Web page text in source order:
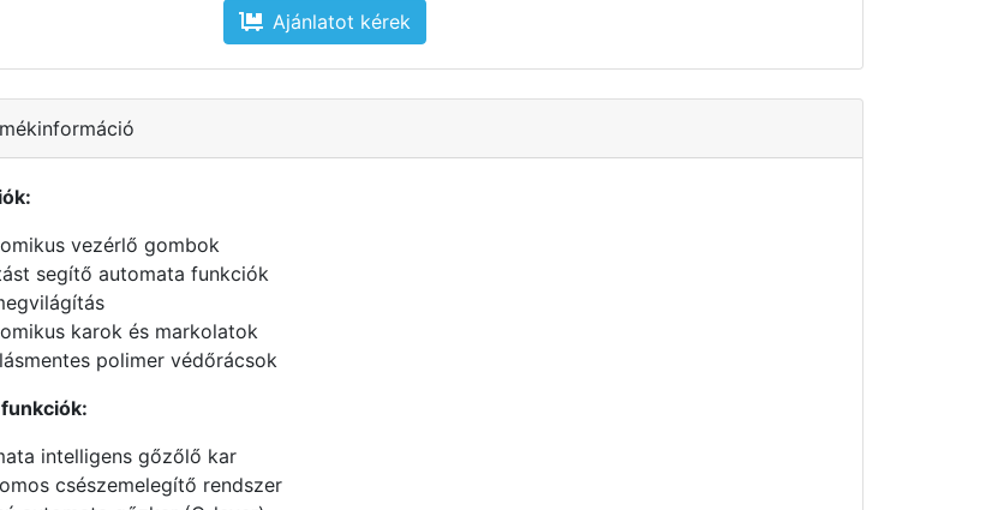
Ajánlatot kérek
vezérlő gombok
segítő automata funkciók
karok és markolatok
polimer védőrácsok
intelligens gőzőlő kar
csészemelegítő rendszer